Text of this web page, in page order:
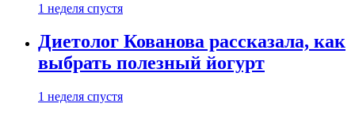
1 неделя спустя
Диетолог Кованова рассказала, как
выбрать полезный йогурт
1 неделя спустя